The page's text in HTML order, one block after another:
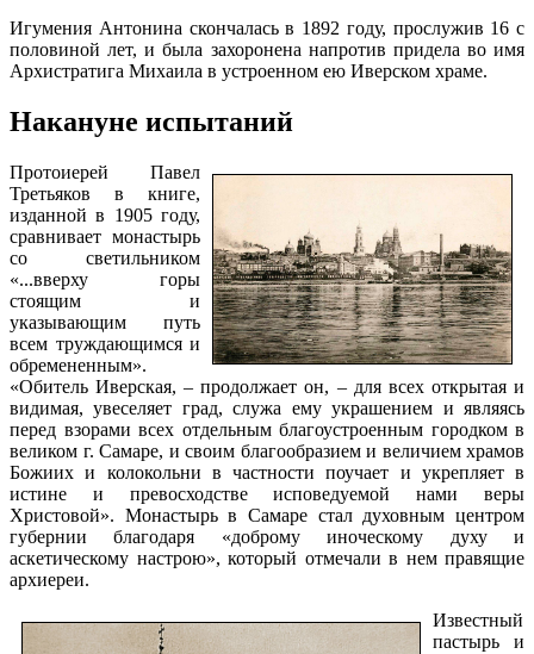
Игумения Антонина скончалась в 1892 году, прослужив 16 с
половиной лет, и была захоронена напротив придела во имя
Архистратига Михаила в устроенном ею Иверском храме.
Накануне испытаний
Протоиерей Павел
Третьяков в книге,
изданной в 1905 году,
сравнивает монастырь
со светильником
«...вверху горы
стоящим и
указывающим путь
всем труждающимся и
обремененным».
«Обитель Иверская, – продолжает он, – для всех открытая и
видимая, увеселяет град, служа ему украшением и являясь
перед взорами всех отдельным благоустроенным городком в
великом г. Самаре, и своим благообразием и величием храмов
Божиих и колокольни в частности поучает и укрепляет в
истине и превосходстве исповедуемой нами веры
Христовой». Монастырь в Самаре стал духовным центром
губернии благодаря «доброму иноческому духу и
аскетическому настрою», который отмечали в нем правящие
архиереи.
Известный
пастырь и